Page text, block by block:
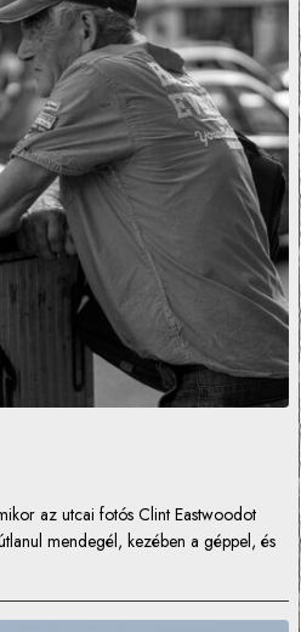
az utcai fotós Clint Eastwoodot
mendegél, kezében a géppel, és